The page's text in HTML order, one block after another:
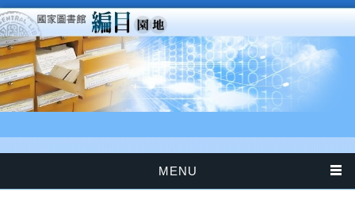
移至主內容
MENU